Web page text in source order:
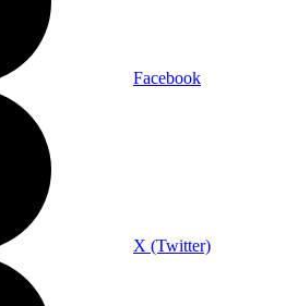
Facebook
X (Twitter)